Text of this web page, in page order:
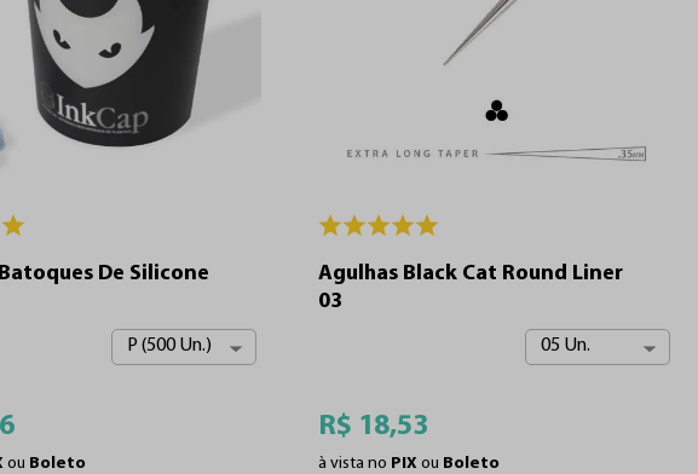
De Silicone
P (500 Un.)
ou Boleto
Agulhas Black Cat Round Liner
03
05 Un.
R$ 18,53
à vista no PIX ou Boleto